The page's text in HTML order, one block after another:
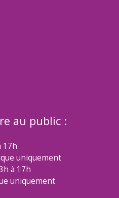
au public :
17h
uniquement
à 17h
uniquement